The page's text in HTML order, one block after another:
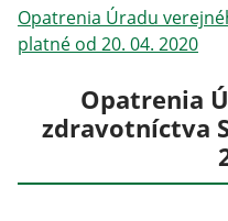
Opatrenia Úradu
platné od 20. 04. 2020
Opatrenia
zdravotníctva